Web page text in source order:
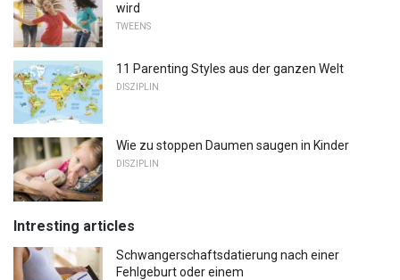
wird
TWEENS
11 Parenting Styles aus der ganzen Welt
DISZIPLIN
Wie zu stoppen Daumen saugen in Kinder
DISZIPLIN
Intresting articles
Schwangerschaftsdatierung nach einer
Fehlgeburt oder einem